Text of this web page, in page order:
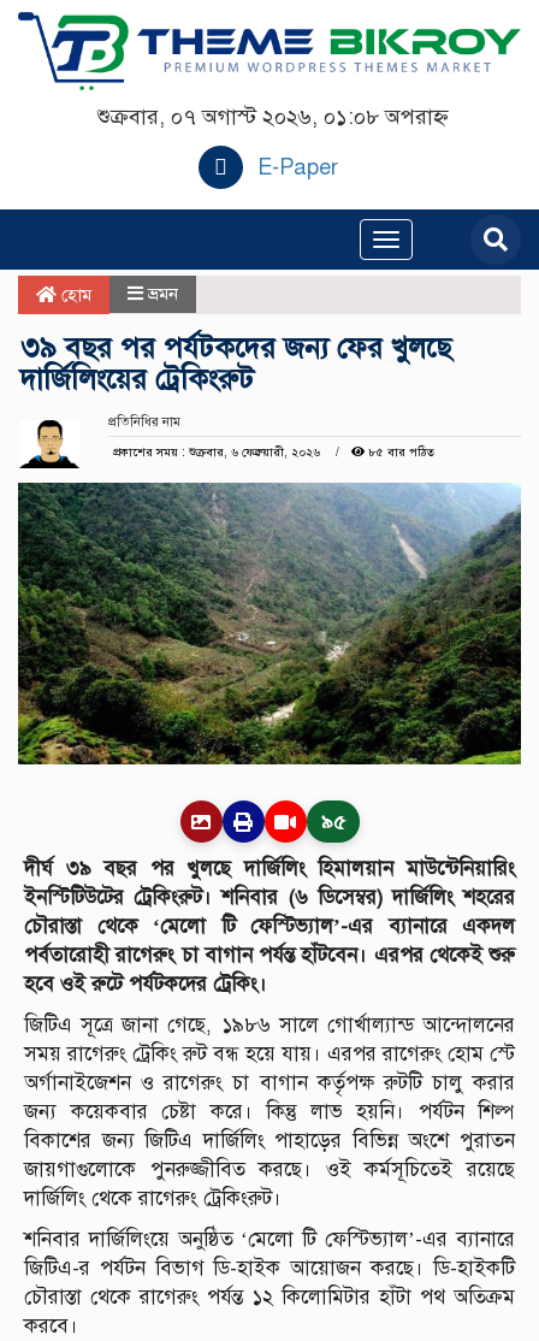
শুক্রবার, ০৭ অগাস্ট ২০২৬, ০১:০৮ অপরাহ্ন
E-Paper
Toggle
navigation
হোম ভ্রমন
৩৯ বছর পর পর্যটকদের জন্য ফের খুলছে
দার্জিলিংয়ের ট্রেকিংরুট
প্রতিনিধির নাম
প্রকাশের সময় : শুক্রবার, ৬ ফেব্রুয়ারী, ২০২৬
৮৫ বার পঠিত
৯৫
দীর্ঘ ৩৯ বছর পর খুলছে দার্জিলিং হিমালয়ান মাউন্টেনিয়ারিং
ইনস্টিটিউটের ট্রেকিংরুট। শনিবার (৬ ডিসেম্বর) দার্জিলিং শহরের
চৌরাস্তা থেকে ‘মেলো টি ফেস্টিভ্যাল’-এর ব্যানারে একদল
পর্বতারোহী রাগেরুং চা বাগান পর্যন্ত হাঁটবেন। এরপর থেকেই শুরু
হবে ওই রুটে পর্যটকদের ট্রেকিং।
জিটিএ সূত্রে জানা গেছে, ১৯৮৬ সালে গোর্খাল্যান্ড আন্দোলনের
সময় রাগেরুং ট্রেকিং রুট বন্ধ হয়ে যায়। এরপর রাগেরুং হোম স্টে
অর্গানাইজেশন ও রাগেরুং চা বাগান কর্তৃপক্ষ রুটটি চালু করার
জন্য কয়েকবার চেষ্টা করে। কিন্তু লাভ হয়নি। পর্যটন শিল্প
বিকাশের জন্য জিটিএ দার্জিলিং পাহাড়ের বিভিন্ন অংশে পুরাতন
জায়গাগুলোকে পুনরুজ্জীবিত করছে। ওই কর্মসূচিতেই রয়েছে
দার্জিলিং থেকে রাগেরুং ট্রেকিংরুট।
শনিবার দার্জিলিংয়ে অনুষ্ঠিত ‘মেলো টি ফেস্টিভ্যাল’-এর ব্যানারে
জিটিএ-র পর্যটন বিভাগ ডি-হাইক আয়োজন করছে। ডি-হাইকটি
চৌরাস্তা থেকে রাগেরুং পর্যন্ত ১২ কিলোমিটার হাঁটা পথ অতিক্রম
করবে।